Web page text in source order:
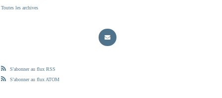
Toutes les archives
S'abonner au flux RSS
S'abonner au flux ATOM